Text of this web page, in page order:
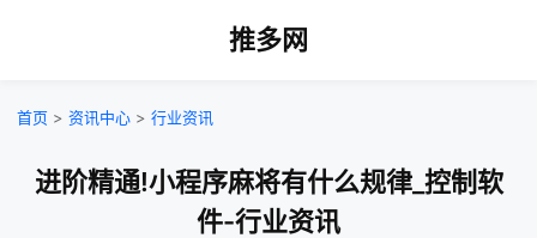
推多网
首页 > 资讯中心 > 行业资讯
进阶精通!小程序麻将有什么规律_控制软
件-行业资讯